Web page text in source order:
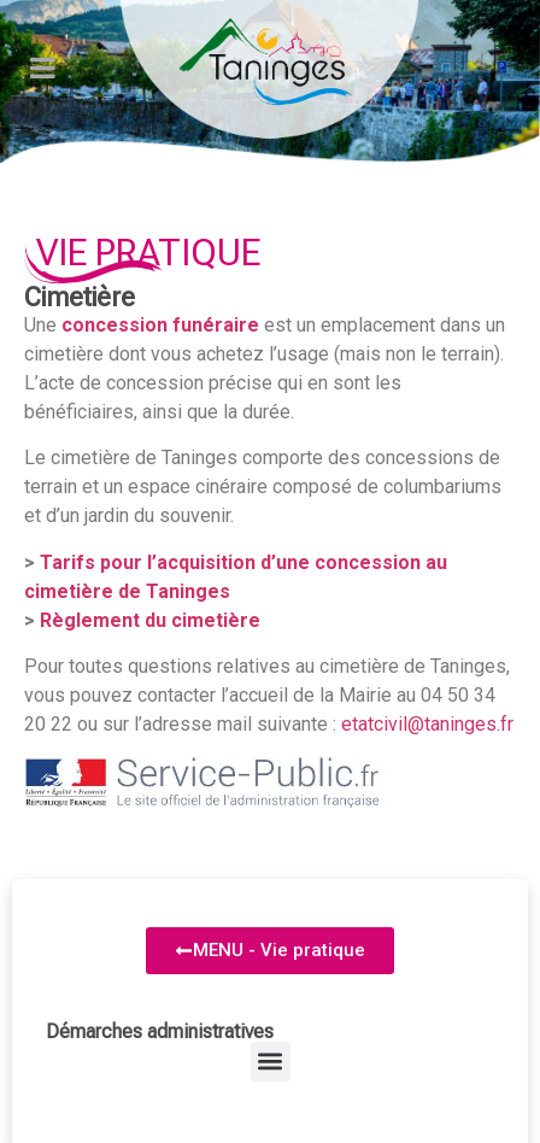
Veuillez
noter
:
Ce
site
Web
système
d'accessibilité.
VIE PRATIQUE
Cimetière
Une concession funéraire est un emplacement dans un
cimetière dont vous achetez l’usage (mais non le terrain).
L’acte de concession précise qui en sont les
bénéficiaires, ainsi que la durée.
Le cimetière de Taninges comporte des concessions de
terrain et un espace cinéraire composé de columbariums
et d’un jardin du souvenir.
> Tarifs pour l’acquisition d’une concession au
cimetière de Taninges
> Règlement du cimetière
Pour toutes questions relatives au cimetière de Taninges,
vous pouvez contacter l’accueil de la Mairie au 04 50 34
20 22 ou sur l’adresse mail suivante : etatcivil@taninges.fr
MENU - Vie pratique
Démarches administratives